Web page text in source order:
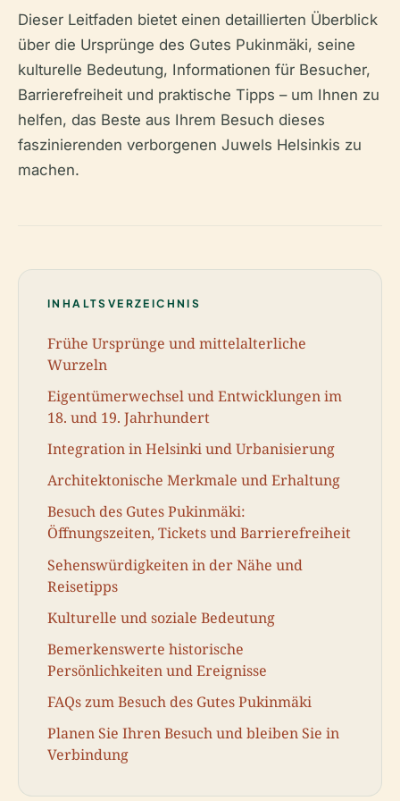
Dieser Leitfaden bietet einen detaillierten Überblick
über die Ursprünge des Gutes Pukinmäki, seine
kulturelle Bedeutung, Informationen für Besucher,
Barrierefreiheit und praktische Tipps – um Ihnen zu
helfen, das Beste aus Ihrem Besuch dieses
faszinierenden verborgenen Juwels Helsinkis zu
machen.
INHALTSVERZEICHNIS
Frühe Ursprünge und mittelalterliche
Wurzeln
Eigentümerwechsel und Entwicklungen im
18. und 19. Jahrhundert
Integration in Helsinki und Urbanisierung
Architektonische Merkmale und Erhaltung
Besuch des Gutes Pukinmäki:
Öffnungszeiten, Tickets und Barrierefreiheit
Sehenswürdigkeiten in der Nähe und
Reisetipps
Kulturelle und soziale Bedeutung
Bemerkenswerte historische
Persönlichkeiten und Ereignisse
FAQs zum Besuch des Gutes Pukinmäki
Planen Sie Ihren Besuch und bleiben Sie in
Verbindung